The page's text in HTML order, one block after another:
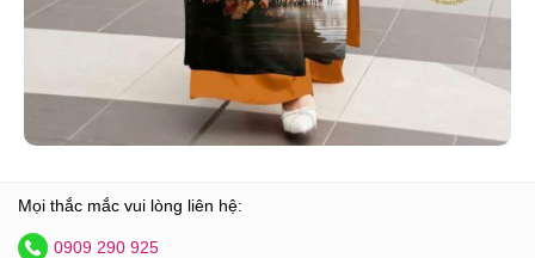
Mọi thắc mắc vui lòng liên hệ:
0909 290 925